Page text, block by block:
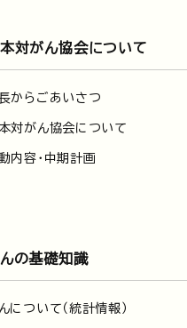
対がん協会について
からごあいさつ
対がん協会について
内容・中期計画
の基礎知識
について（統計情報）